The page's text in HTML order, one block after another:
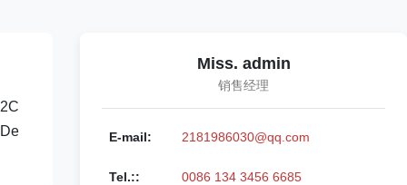
Miss. admin
销售经理
E-mail: 2181986030@qq.com
Tel.:: 0086 134 3456 6685